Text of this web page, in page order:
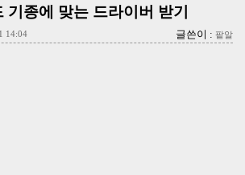
종에 맞는 드라이버 받기
14:04 글쓴이 : 팥알